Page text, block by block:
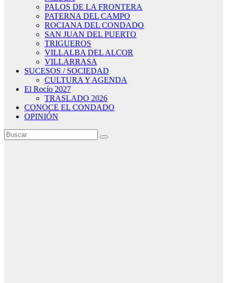
PALOS DE LA FRONTERA
PATERNA DEL CAMPO
ROCIANA DEL CONDADO
SAN JUAN DEL PUERTO
TRIGUEROS
VILLALBA DEL ALCOR
VILLARRASA
SUCESOS / SOCIEDAD
CULTURA Y AGENDA
El Rocío 2027
TRASLADO 2026
CONOCE EL CONDADO
OPINIÓN